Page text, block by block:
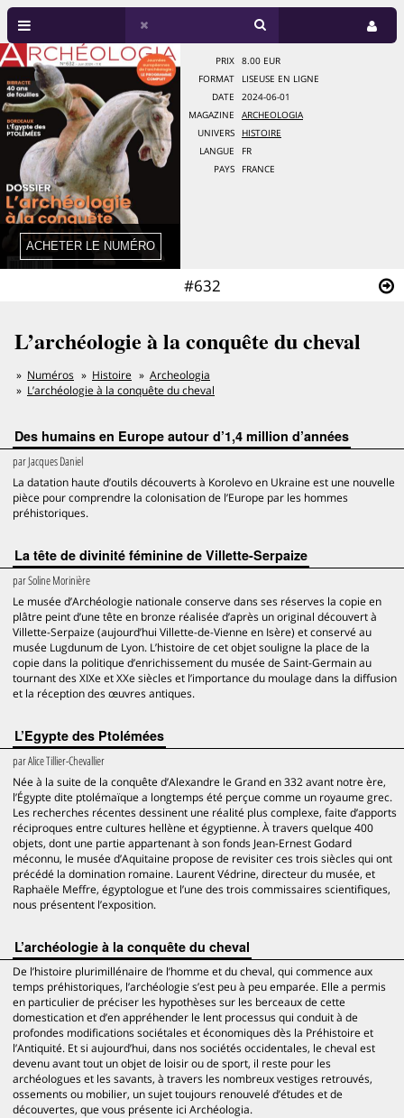
#632
PRIX
8.00 EUR
FORMAT
LISEUSE EN LIGNE
DATE
2024-06-01
MAGAZINE
ARCHEOLOGIA
UNIVERS
HISTOIRE
LANGUE
FR
PAYS
FRANCE
L’archéologie à la conquête du cheval
Numéros Histoire
Archeologia
L’archéologie à la conquête du cheval
Des humains en Europe autour d’1,4 million d’années
parJacques Daniel
La datation haute d’outils découverts à Korolevo en Ukraine est une nouvelle
pièce pour comprendre la colonisation de l’Europe par les hommes
préhistoriques.
La tête de divinité féminine de Villette-Serpaize
parSoline Morinière
Le musée d’Archéologie nationale conserve dans ses réserves la copie en
plâtre peint d’une tête en bronze réalisée d’après un original découvert à
Villette-Serpaize (aujourd’hui Villette-de-Vienne en Isère) et conservé au
musée Lugdunum de Lyon. L’histoire de cet objet souligne la place de la
copie dans la politique d’enrichissement du musée de Saint-Germain au
tournant des XIXe et XXe siècles et l’importance du moulage dans la diffusion
et la réception des œuvres antiques.
L’Egypte des Ptolémées
parAlice Tillier-Chevallier
Née à la suite de la conquête d’Alexandre le Grand en 332 avant notre ère,
l’Égypte dite ptolémaïque a longtemps été perçue comme un royaume grec.
Les recherches récentes dessinent une réalité plus complexe, faite d’apports
réciproques entre cultures hellène et égyptienne. À travers quelque 400
objets, dont une partie appartenant à son fonds Jean-Ernest Godard
méconnu, le musée d’Aquitaine propose de revisiter ces trois siècles qui ont
précédé la domination romaine. Laurent Védrine, directeur du musée, et
Raphaële Meffre, égyptologue et l’une des trois commissaires scientifiques,
nous présentent l’exposition.
L’archéologie à la conquête du cheval
De l’histoire plurimillénaire de l’homme et du cheval, qui commence aux
temps préhistoriques, l’archéologie s’est peu à peu emparée. Elle a permis
en particulier de préciser les hypothèses sur les berceaux de cette
domestication et d’en appréhender le lent processus qui conduit à de
profondes modifications sociétales et économiques dès la Préhistoire et
l’Antiquité. Et si aujourd’hui, dans nos sociétés occidentales, le cheval est
devenu avant tout un objet de loisir ou de sport, il reste pour les
archéologues et les savants, à travers les nombreux vestiges retrouvés,
ossements ou mobilier, un sujet toujours renouvelé d’études et de
découvertes, que vous présente ici Archéologia.